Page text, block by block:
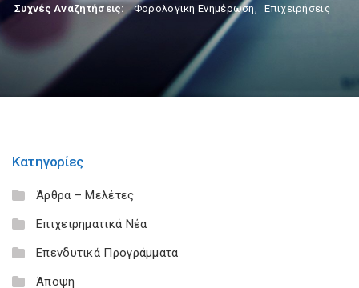
Συχνές Αναζητήσεις: Φορολογικη Ενημέρωση, Επιχειρήσεις
Κατηγορίες
Άρθρα – Μελέτες
Επιχειρηματικά Νέα
Επενδυτικά Προγράμματα
Άποψη